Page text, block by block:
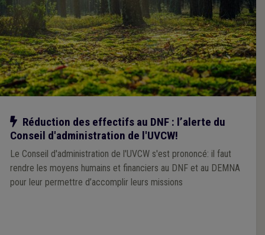
Notre action
Réduction des effectifs au DNF : l’alerte du
Conseil d'administration de l'UVCW!
Le Conseil d'administration de l'UVCW s'est prononcé: il faut
rendre les moyens humains et financiers au DNF et au DEMNA
pour leur permettre d’accomplir leurs missions